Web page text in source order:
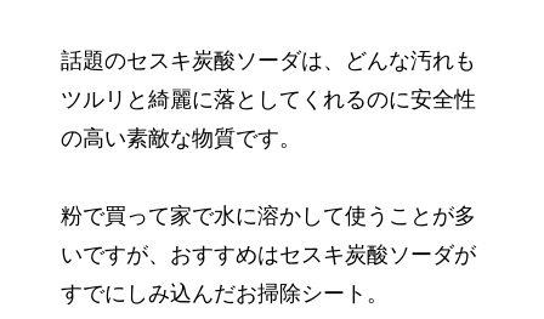
話題のセスキ炭酸ソーダは、どんな汚れも
ツルリと綺麗に落としてくれるのに安全性
の高い素敵な物質です。
粉で買って家で水に溶かして使うことが多
いですが、おすすめはセスキ炭酸ソーダが
すでにしみ込んだお掃除シート。